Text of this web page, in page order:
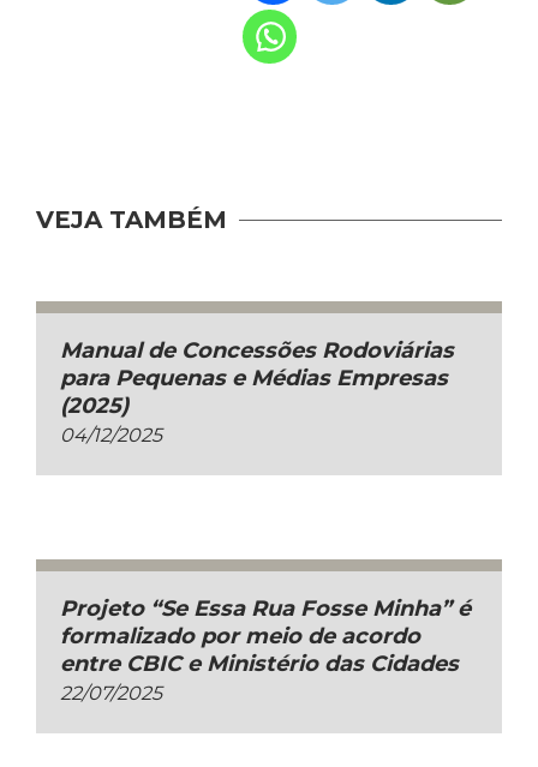
VEJA TAMBÉM
Manual de Concessões Rodoviárias
para Pequenas e Médias Empresas
(2025)
04/12/2025
Projeto “Se Essa Rua Fosse Minha” é
formalizado por meio de acordo
entre CBIC e Ministério das Cidades
22/07/2025